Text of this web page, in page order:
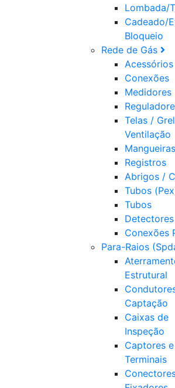
Lombada/
Cadeado/
Bloqueio
Rede de Gás
Acessórios
Conexões
Medidores
Telas /
Ventilação
Mangueiras
Registros
Abrigos /
Tubos
Tubos
Detectores
Conexões
Para-Raios
Estrutural
Captação
Caixas de
Inspeção
Captores e
Terminais